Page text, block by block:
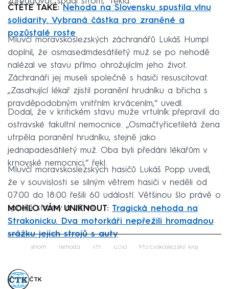
ČTĚTE TAKÉ: Nehoda na Slovensku spustila vlnu
solidarity. Vybraná částka pro zraněné a
pozůstalé roste
Mluvčí moravskoslezských záchranářů Lukáš Humpl
doplnil, že osmasedmdesátiletý muž se po nehodě
nalézal ve stavu přímo ohrožujícím jeho život.
Záchranáři jej museli společně s hasiči resuscitovat.
„Zasahující lékař zjistil poranění hrudníku a břicha s
pravděpodobným vnitřním krvácením,“ uvedl.
Dodal, že v kritickém stavu muže vrtulník přepravil do
ostravské fakultní nemocnice. „Osmačtyřicetiletá žena
utrpěla poranění hrudníku, stejně jako
jednapadesátiletý muž. Oba byli předáni lékařům v
krnovské nemocnici,“ řekl.
Mluvčí moravskoslezských hasičů Lukáš Popp uvedl,
že v souvislosti se silným větrem hasiči v neděli od
07:00 do 18:00 řešili 60 událostí. Většinou šlo právě o
spadlé stromy a větve.
MOHLO VÁM UNIKNOUT: Tragická nehoda na
Strakonicku. Dva motorkáři nepřežili hromadnou
srážku jejich strojů s auty
Failed to fetch
strom nehoda vítr auto Moravskoslezský kraj
ČTK